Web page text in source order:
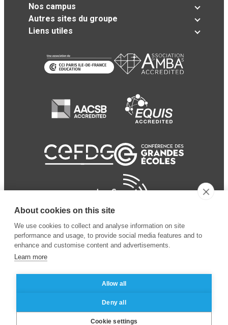
Nos campus
Autres sites du groupe
Liens utiles
Business School
Mentions légales
des données personnelles
About cookies on this site
We use cookies to collect and analyse information on site
performance and usage, to provide social media features and to
enhance and customise content and advertisements.
Learn more
Allow all
Deny all
Cookie settings